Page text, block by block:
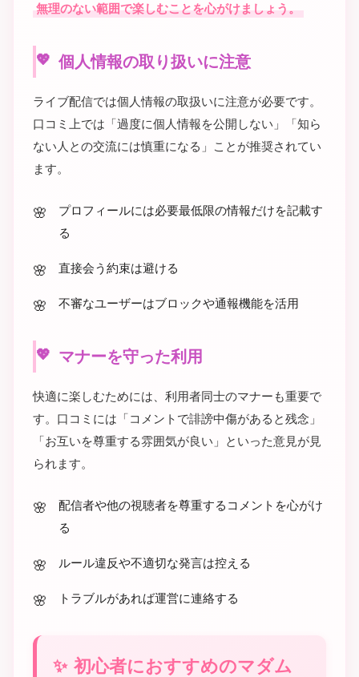
無理のない範囲で楽しむことを心がけましょう。
個人情報の取り扱いに注意
ライブ配信では個人情報の取扱いに注意が必要です。
口コミ上では「過度に個人情報を公開しない」「知ら
ない人との交流には慎重になる」ことが推奨されてい
ます。
プロフィールには必要最低限の情報だけを記載す
る
直接会う約束は避ける
不審なユーザーはブロックや通報機能を活用
マナーを守った利用
快適に楽しむためには、利用者同士のマナーも重要で
す。口コミには「コメントで誹謗中傷があると残念」
「お互いを尊重する雰囲気が良い」といった意見が見
られます。
配信者や他の視聴者を尊重するコメントを心がけ
る
ルール違反や不適切な発言は控える
トラブルがあれば運営に連絡する
初心者におすすめのマダム